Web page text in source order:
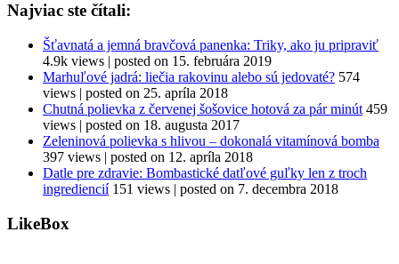
Najviac ste čítali:
Šťavnatá a jemná bravčová panenka: Triky, ako ju pripraviť
4.9k views | posted on 15. februára 2019
Marhuľové jadrá: liečia rakovinu alebo sú jedovaté? 574
views | posted on 25. apríla 2018
Chutná polievka z červenej šošovice hotová za pár minút 459
views | posted on 18. augusta 2017
Zeleninová polievka s hlivou – dokonalá vitamínová bomba
397 views | posted on 12. apríla 2018
Datle pre zdravie: Bombastické datľové guľky len z troch
ingrediencií 151 views | posted on 7. decembra 2018
LikeBox